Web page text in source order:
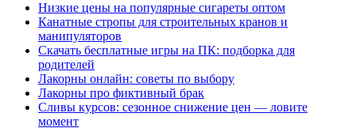
Низкие цены на популярные сигареты оптом
Канатные стропы для строительных кранов и
манипуляторов
Скачать бесплатные игры на ПК: подборка для
родителей
Лакорны онлайн: советы по выбору
Лакорны про фиктивный брак
Сливы курсов: сезонное снижение цен — ловите
момент